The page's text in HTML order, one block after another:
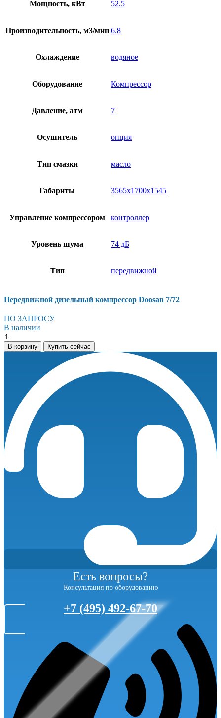
Мощность, кВт 52.5
Производительность, м3/мин 6.8
Охлаждение водяное
Оборудование Компрессор
Давление, атм 7
Осушитель опция
Тип смазки масло
Габариты 3565х1700х1545
Управление компрессором контроллер
Уровень шума 74 дБ
Тип передвижной
Передвижной дизельный компрессор Doosan 7/72
ПО ЗАПРОСУ
В наличии
Передвижной
дизельный
компрессор
количество
В корзину Купить сейчас
Есть вопросы?
Консультация по оборудованию
+7 (495) 492-67-70